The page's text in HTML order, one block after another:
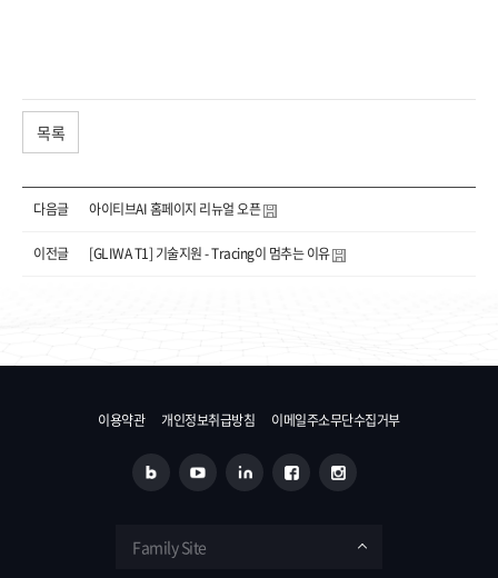
목록
다음글 아이티브AI 홈페이지 리뉴얼 오픈
이전글 [GLIWA T1] 기술지원 - Tracing이 멈추는 이유
이용약관 개인정보취급방침 이메일주소무단수집거부
Family Site